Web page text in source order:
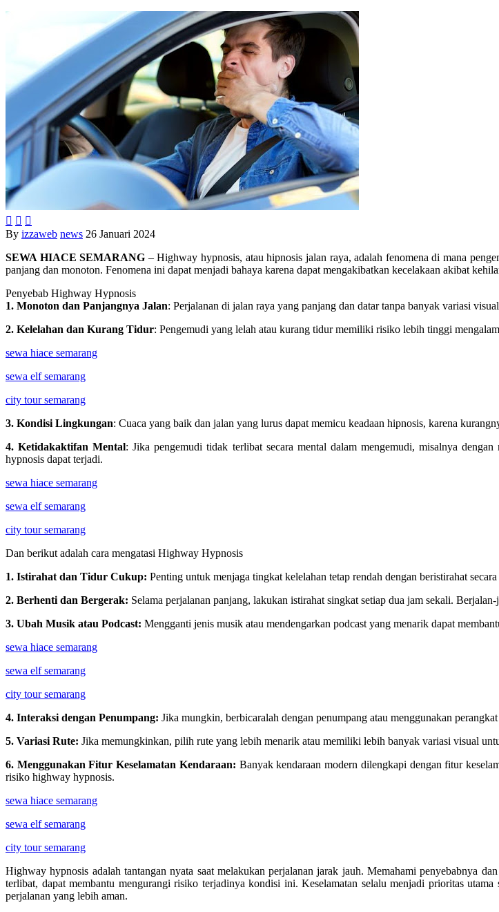
  
By izzaweb news 26 Januari 2024
SEWA HIACE SEMARANG – Highway hypnosis, atau hipnosis jalan raya, adalah fenomena di mana
panjang dan monoton. Fenomena ini dapat menjadi bahaya karena dapat mengakibatkan kecelakaan akibat
Penyebab Highway Hypnosis
1. Monoton dan Panjangnya Jalan: Perjalanan di jalan raya yang panjang dan datar tanpa banyak variasi
2. Kelelahan dan Kurang Tidur: Pengemudi yang lelah atau kurang tidur memiliki risiko lebih tinggi
sewa hiace semarang
sewa elf semarang
city tour semarang
3. Kondisi Lingkungan: Cuaca yang baik dan jalan yang lurus dapat memicu keadaan hipnosis, karena
4. Ketidakaktifan Mental: Jika pengemudi tidak terlibat secara mental dalam mengemudi, misalnya
hypnosis dapat terjadi.
sewa hiace semarang
sewa elf semarang
city tour semarang
Dan berikut adalah cara mengatasi Highway Hypnosis
1. Istirahat dan Tidur Cukup: Penting untuk menjaga tingkat kelelahan tetap rendah dengan beristirahat
2. Berhenti dan Bergerak: Selama perjalanan panjang, lakukan istirahat singkat setiap dua jam sekali.
3. Ubah Musik atau Podcast: Mengganti jenis musik atau mendengarkan podcast yang menarik dapat
sewa hiace semarang
sewa elf semarang
city tour semarang
4. Interaksi dengan Penumpang: Jika mungkin, berbicaralah dengan penumpang atau menggunakan
5. Variasi Rute: Jika memungkinkan, pilih rute yang lebih menarik atau memiliki lebih banyak variasi visual
6. Menggunakan Fitur Keselamatan Kendaraan: Banyak kendaraan modern dilengkapi dengan fitur
risiko highway hypnosis.
sewa hiace semarang
sewa elf semarang
city tour semarang
Highway hypnosis adalah tantangan nyata saat melakukan perjalanan jarak jauh. Memahami penyebabnya
terlibat, dapat membantu mengurangi risiko terjadinya kondisi ini. Keselamatan selalu menjadi prioritas
perjalanan yang lebih aman.